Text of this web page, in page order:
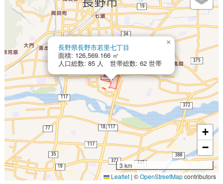
長野県長野市若里七丁目
面積: 126,569.166 ㎡
人口総数: 85 人 世帯総数: 62 世帯
×
+
−
3 km
Leaflet | ©OpenStreetMapcontributors